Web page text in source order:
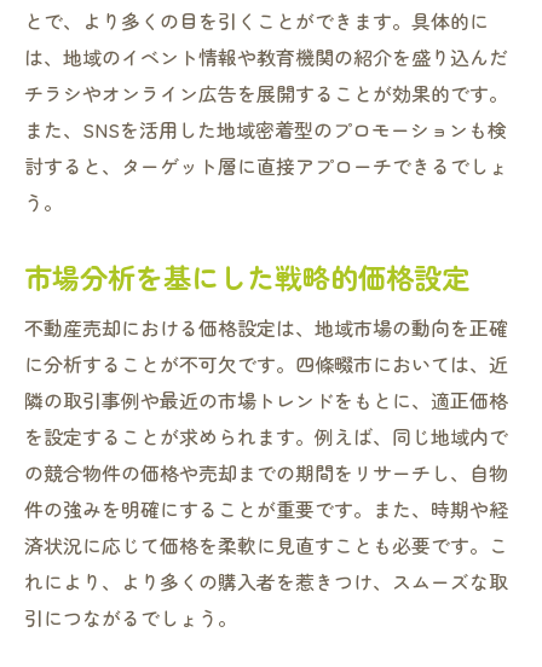
とで、より多くの目を引くことができます。具体的に
は、地域のイベント情報や教育機関の紹介を盛り込んだ
チラシやオンライン広告を展開することが効果的です。
また、SNSを活用した地域密着型のプロモーションも検
討すると、ターゲット層に直接アプローチできるでしょ
う。
市場分析を基にした戦略的価格設定
不動産売却における価格設定は、地域市場の動向を正確
に分析することが不可欠です。四條畷市においては、近
隣の取引事例や最近の市場トレンドをもとに、適正価格
を設定することが求められます。例えば、同じ地域内で
の競合物件の価格や売却までの期間をリサーチし、自物
件の強みを明確にすることが重要です。また、時期や経
済状況に応じて価格を柔軟に見直すことも必要です。こ
れにより、より多くの購入者を惹きつけ、スムーズな取
引につながるでしょう。